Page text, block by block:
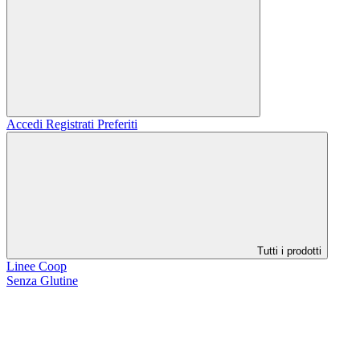
Accedi Registrati Preferiti
Tutti i prodotti
Linee Coop
Senza Glutine